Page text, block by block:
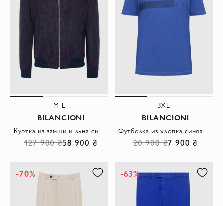
M-L
BILANCIONI
127 900 ₴58 900 ₴
3XL
BILANCIONI
20 900 ₴7 900 ₴
-70% -63%